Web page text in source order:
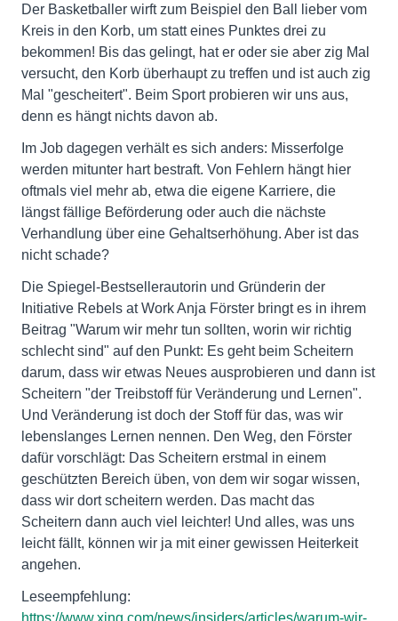
Der Basketballer wirft zum Beispiel den Ball lieber vom
Kreis in den Korb, um statt eines Punktes drei zu
bekommen! Bis das gelingt, hat er oder sie aber zig Mal
versucht, den Korb überhaupt zu treffen und ist auch zig
Mal "gescheitert". Beim Sport probieren wir uns aus,
denn es hängt nichts davon ab.
Im Job dagegen verhält es sich anders: Misserfolge
werden mitunter hart bestraft. Von Fehlern hängt hier
oftmals viel mehr ab, etwa die eigene Karriere, die
längst fällige Beförderung oder auch die nächste
Verhandlung über eine Gehaltserhöhung. Aber ist das
nicht schade?
Die Spiegel-Bestsellerautorin und Gründerin der
Initiative Rebels at Work Anja Förster bringt es in ihrem
Beitrag "Warum wir mehr tun sollten, worin wir richtig
schlecht sind" auf den Punkt: Es geht beim Scheitern
darum, dass wir etwas Neues ausprobieren und dann ist
Scheitern "der Treibstoff für Veränderung und Lernen".
Und Veränderung ist doch der Stoff für das, was wir
lebenslanges Lernen nennen. Den Weg, den Förster
dafür vorschlägt: Das Scheitern erstmal in einem
geschützten Bereich üben, von dem wir sogar wissen,
dass wir dort scheitern werden. Das macht das
Scheitern dann auch viel leichter! Und alles, was uns
leicht fällt, können wir ja mit einer gewissen Heiterkeit
angehen.
Leseempfehlung:
https://www.xing.com/news/insiders/articles/warum-wir-